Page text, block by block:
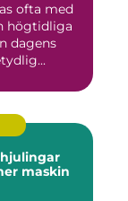
ofta med
högtidliga
dagens
maskin